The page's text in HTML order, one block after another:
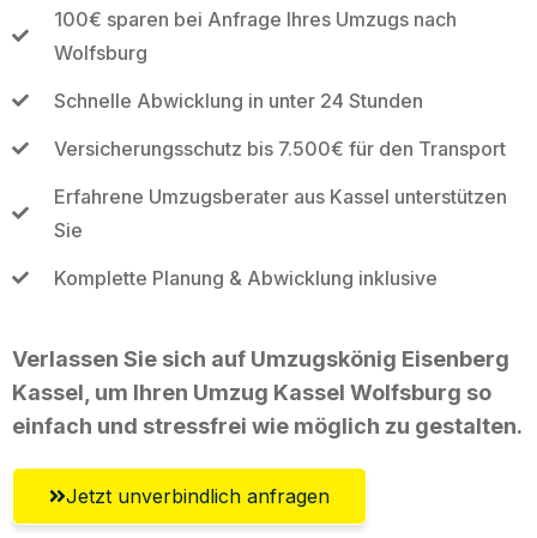
100€ sparen bei Anfrage Ihres Umzugs nach
Wolfsburg
Schnelle Abwicklung in unter 24 Stunden
Versicherungsschutz bis 7.500€ für den Transport
Erfahrene Umzugsberater aus Kassel unterstützen
Sie
Komplette Planung & Abwicklung inklusive
Verlassen Sie sich auf Umzugskönig Eisenberg
Kassel, um Ihren Umzug Kassel Wolfsburg so
einfach und stressfrei wie möglich zu gestalten.
Jetzt unverbindlich anfragen